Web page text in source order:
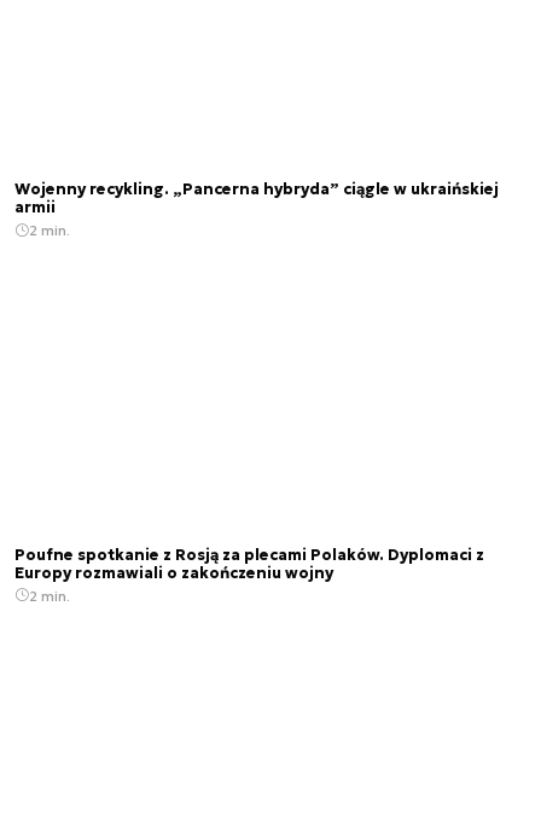
Wojenny recykling. „Pancerna hybryda” ciągle w ukraińskiej
armii
2 min.
Poufne spotkanie z Rosją za plecami Polaków. Dyplomaci z
Europy rozmawiali o zakończeniu wojny
2 min.